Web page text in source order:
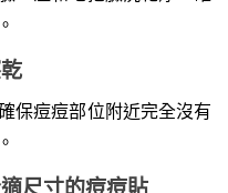
保痘痘部位附近完全沒有